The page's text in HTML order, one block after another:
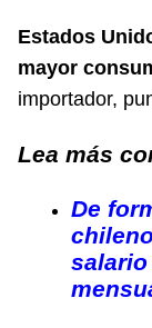
Estados
mayor
importador,
Lea más
De
salario